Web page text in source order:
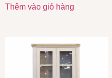
Thêm vào giỏ hàng